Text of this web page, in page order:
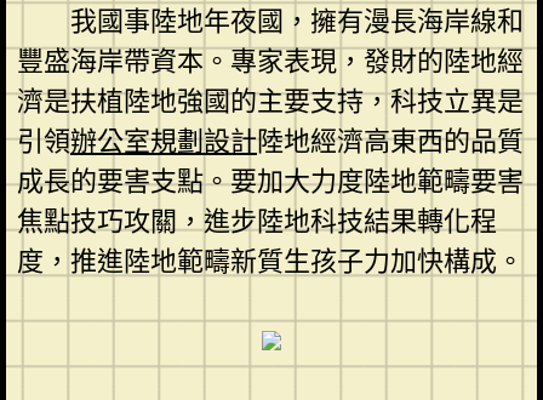
我國事陸地年夜國，擁有漫長海岸線和
豐盛海岸帶資本。專家表現，發財的陸地經
濟是扶植陸地強國的主要支持，科技立異是
引領辦公室規劃設計陸地經濟高東西的品質
成長的要害支點。要加大力度陸地範疇要害
焦點技巧攻關，進步陸地科技結果轉化程
度，推進陸地範疇新質生孩子力加快構成。